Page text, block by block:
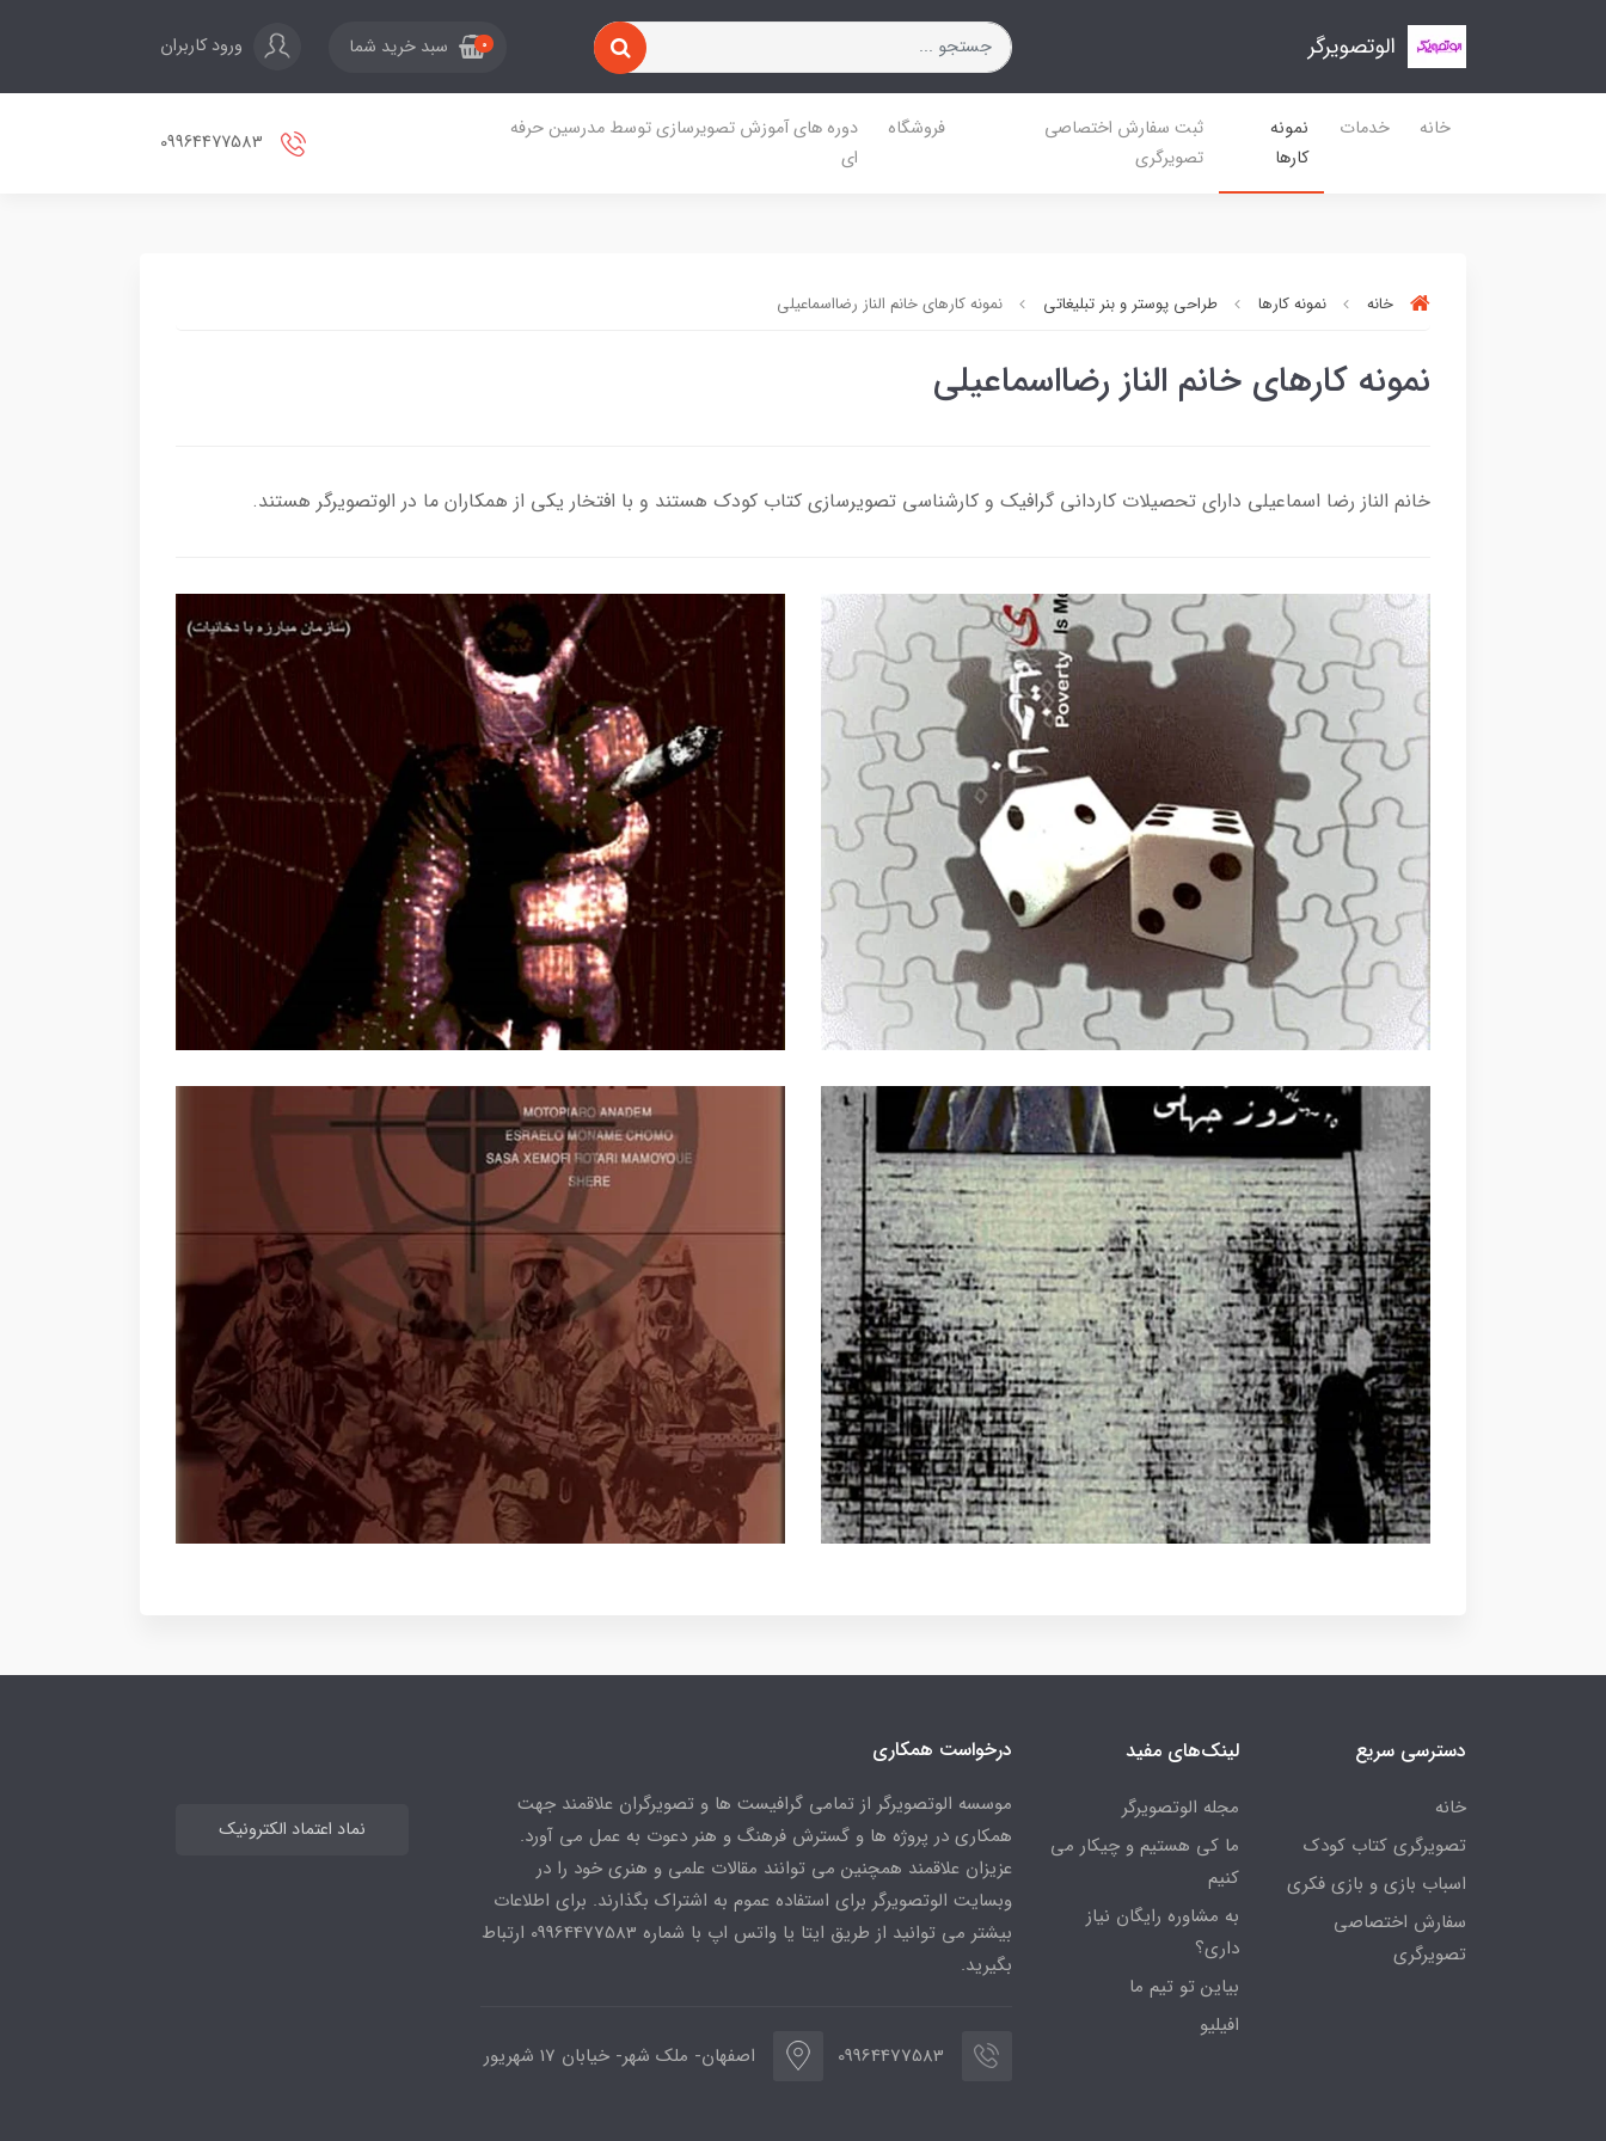
الوتصویرگر 0 سبد خرید شما ورود کاربران
خانه خدمات
نمونه
کارها
ثبت سفارش اختصاصی
تصویرگری
فروشگاه
دوره های آموزش تصویرسازی توسط مدرسین حرفه
ای
خانه نمونه کارها طراحی پوستر و بنر تبلیغاتی نمونه کارهای خانم الناز رضااسماعیلی
نمونه کارهای خانم الناز رضااسماعیلی
خانم الناز رضا اسماعیلی دارای تحصیلات کاردانی گرافیک و کارشناسی تصویرسازی کتاب کودک هستند و با افتخار یکی از همکاران ما در الوتصویرگر هستند.
دسترسی سریع
خانه
تصویرگری کتاب کودک
اسباب بازی و بازی فکری
سفارش اختصاصی
تصویرگری
لینک‌های مفید
مجله الوتصویرگر
ما کی هستیم و چیکار می
کنیم
به مشاوره رایگان نیاز
داری؟
بیاین تو تیم ما
افیلیو
درخواست همکاری
موسسه الوتصویرگر از تمامی گرافیست ها و تصویرگران علاقمند جهت
همکاری در پروژه ها و گسترش فرهنگ و هنر دعوت به عمل می آورد.
عزیزان علاقمند همچنین می توانند مقالات علمی و هنری خود را در
وبسایت الوتصویرگر برای استفاده عموم به اشتراک بگذارند. برای اطلاعات
بیشتر می توانید از طریق ایتا یا واتس اپ با شماره 09964477583 ارتباط
بگیرید.
09964477583 اصفهان- ملک شهر- خیابان 17 شهریور
نماد اعتماد الکترونیک